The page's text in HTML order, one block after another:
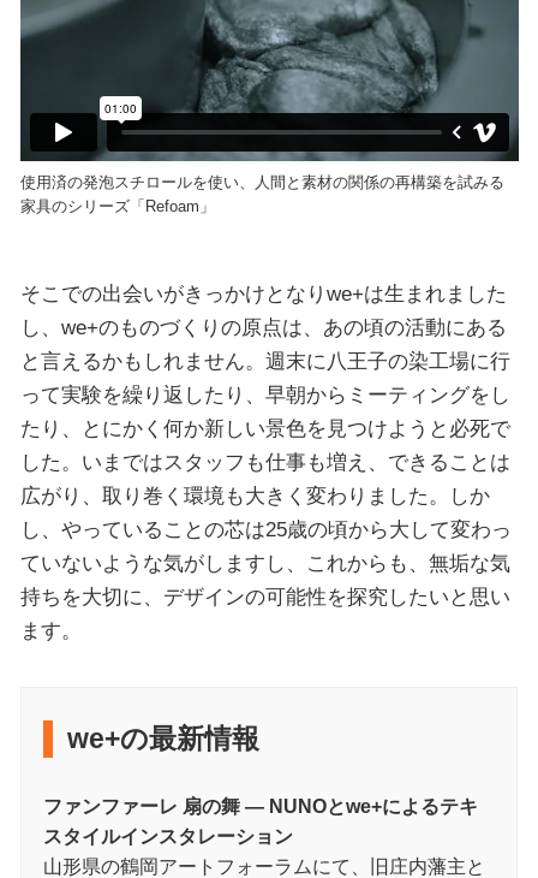
使用済の発泡スチロールを使い、人間と素材の関係の再構築を試みる
家具のシリーズ「Refoam」
そこでの出会いがきっかけとなりwe+は生まれました
し、we+のものづくりの原点は、あの頃の活動にある
と言えるかもしれません。週末に八王子の染工場に行
って実験を繰り返したり、早朝からミーティングをし
たり、とにかく何か新しい景色を見つけようと必死で
した。いまではスタッフも仕事も増え、できることは
広がり、取り巻く環境も大きく変わりました。しか
し、やっていることの芯は25歳の頃から大して変わっ
ていないような気がしますし、これからも、無垢な気
持ちを大切に、デザインの可能性を探究したいと思い
ます。
we+の最新情報
ファンファーレ 扇の舞 ― NUNOとwe+によるテキ
スタイルインスタレーション
山形県の鶴岡アートフォーラムにて、旧庄内藩主と